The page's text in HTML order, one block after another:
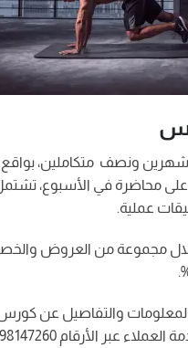
محاضرة في الأسبوع،
عملية.
مجموعة من العروض
عبر الأرقام 01098147260 أو